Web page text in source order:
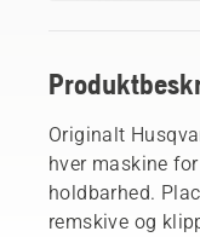
Originalt
hver maskine
holdbarhed.
remskive og